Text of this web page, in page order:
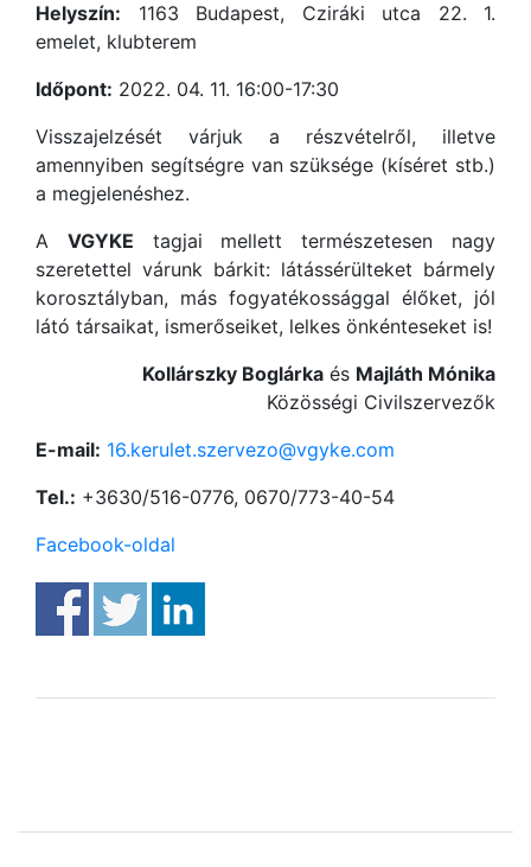
Helyszín: 1163 Budapest, Cziráki utca 22. 1.
emelet, klubterem
Időpont: 2022. 04. 11. 16:00-17:30
Visszajelzését várjuk a részvételről, illetve
amennyiben segítségre van szüksége (kíséret stb.)
a megjelenéshez.
A VGYKE tagjai mellett természetesen nagy
szeretettel várunk bárkit: látássérülteket bármely
korosztályban, más fogyatékossággal élőket, jól
látó társaikat, ismerőseiket, lelkes önkénteseket is!
Kollárszky Boglárka és Majláth Mónika
Közösségi Civilszervezők
E-mail: 16.kerulet.szervezo@vgyke.com
Tel.: +3630/516-0776, 0670/773-40-54
Facebook-oldal